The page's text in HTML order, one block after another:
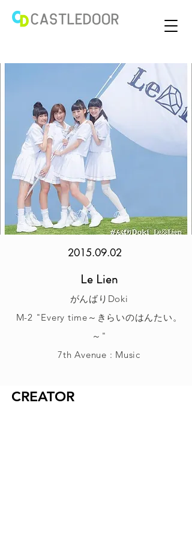
2015.09.02
Le Lien
がんばりDoki
M-2 "Every time～きらいのはんたい。
～"
7th Avenue : Music
CREATOR